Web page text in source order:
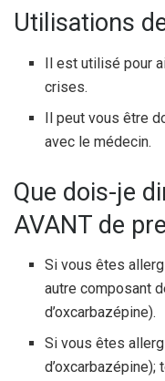
Utilisations
Il est utilisé pour
crises.
Il peut vous être
avec le médecin.
Que dois-je
AVANT de
Si vous êtes
autre composant
d’oxcarbazépine).
Si vous êtes